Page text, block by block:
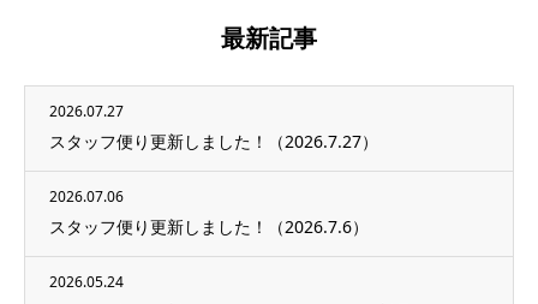
最新記事
2026.07.27
スタッフ便り更新しました！（2026.7.27）
2026.07.06
スタッフ便り更新しました！（2026.7.6）
2026.05.24